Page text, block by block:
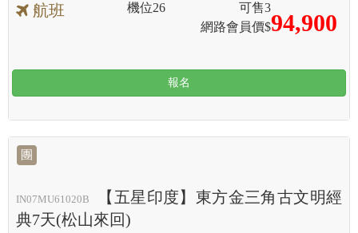
航班
網路會員價$94,900
機位26 可售3
報名
團
IN07MU61020B
【五星印度】東方金三角古文明經
典7天(松山來回)